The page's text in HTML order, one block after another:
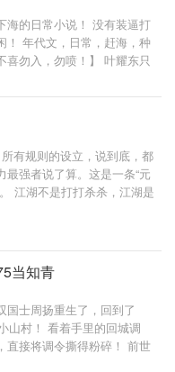
海的日常小说！ 没有装逼打
！ 年代文，日常，赶海，种
喜勿入，勿喷！】 叶耀东只
吹吹风，尿个尿，没想到
是那个熟悉的小渔村，只是
。 混账了半辈子，这回他
一个个都不相信呢…… 上辈
什么大理想大志向，只想挽
子，一家子平安喜乐就好。
来是叫“一杯冰柠檬水”，现
有规则的设立，说到底，都
强者说了算。这是一条“元
江湖不是打打杀杀，江湖是
局。 他以为自己要在监狱
局的过程中，自己从棋子变
当知青
国士周扬重生了，回到了
山村！ 看着手里的回城调
直接将调令撕得粉碎！ 前世